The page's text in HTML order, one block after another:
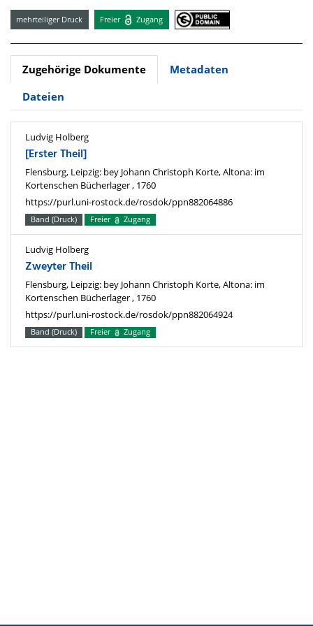
mehrteiliger Druck Freier Zugang
Zugehörige Dokumente
Metadaten
Dateien
Ludvig Holberg
[Erster Theil]
Flensburg, Leipzig: bey Johann Christoph Korte, Altona: im
Kortenschen Bücherlager , 1760
https://purl.uni-rostock.de/rosdok/ppn882064886
Band (Druck) Freier Zugang
Ludvig Holberg
Zweyter Theil
Flensburg, Leipzig: bey Johann Christoph Korte, Altona: im
Kortenschen Bücherlager , 1760
https://purl.uni-rostock.de/rosdok/ppn882064924
Band (Druck) Freier Zugang